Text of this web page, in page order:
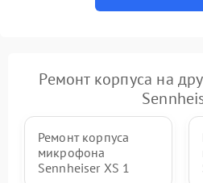
Ремонт корпуса на
Ремонт корпуса
микрофона
Sennheiser XS 1